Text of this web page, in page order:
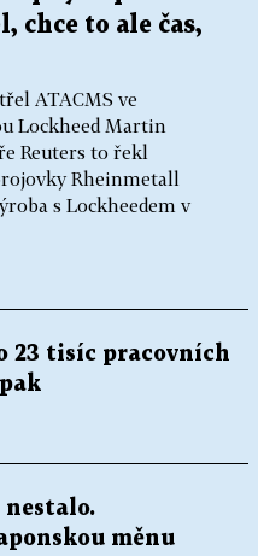
chce to ale čas,
ATACMS ve
Lockheed Martin
Reuters to řekl
Rheinmetall
s Lockheedem v
23 tisíc pracovních
měnu